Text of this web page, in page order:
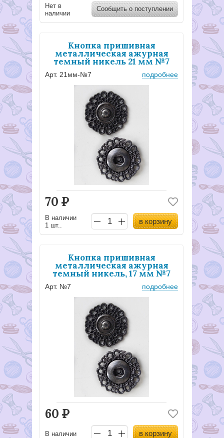
Нет в
наличии
Сообщить о поступлении
Кнопка пришивная
металлическая ажурная
темный никель 21 мм №7
Арт. 21мм-№7 подробнее
70 Р
В наличии
1 шт..
в корзину
Кнопка пришивная
металлическая ажурная
темный никель, 17 мм №7
Арт. №7 подробнее
60 Р
В наличии в корзину